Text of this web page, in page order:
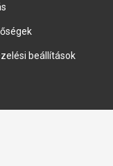
beállítások